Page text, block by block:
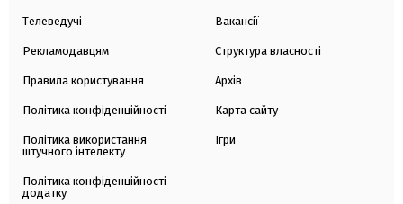
Телеведучі
Рекламодавцям
Правила користування
Політика конфіденційності
Політика використання
штучного інтелекту
Політика конфіденційності
додатку
Вакансії
Структура власності
Архів
Карта сайту
Ігри